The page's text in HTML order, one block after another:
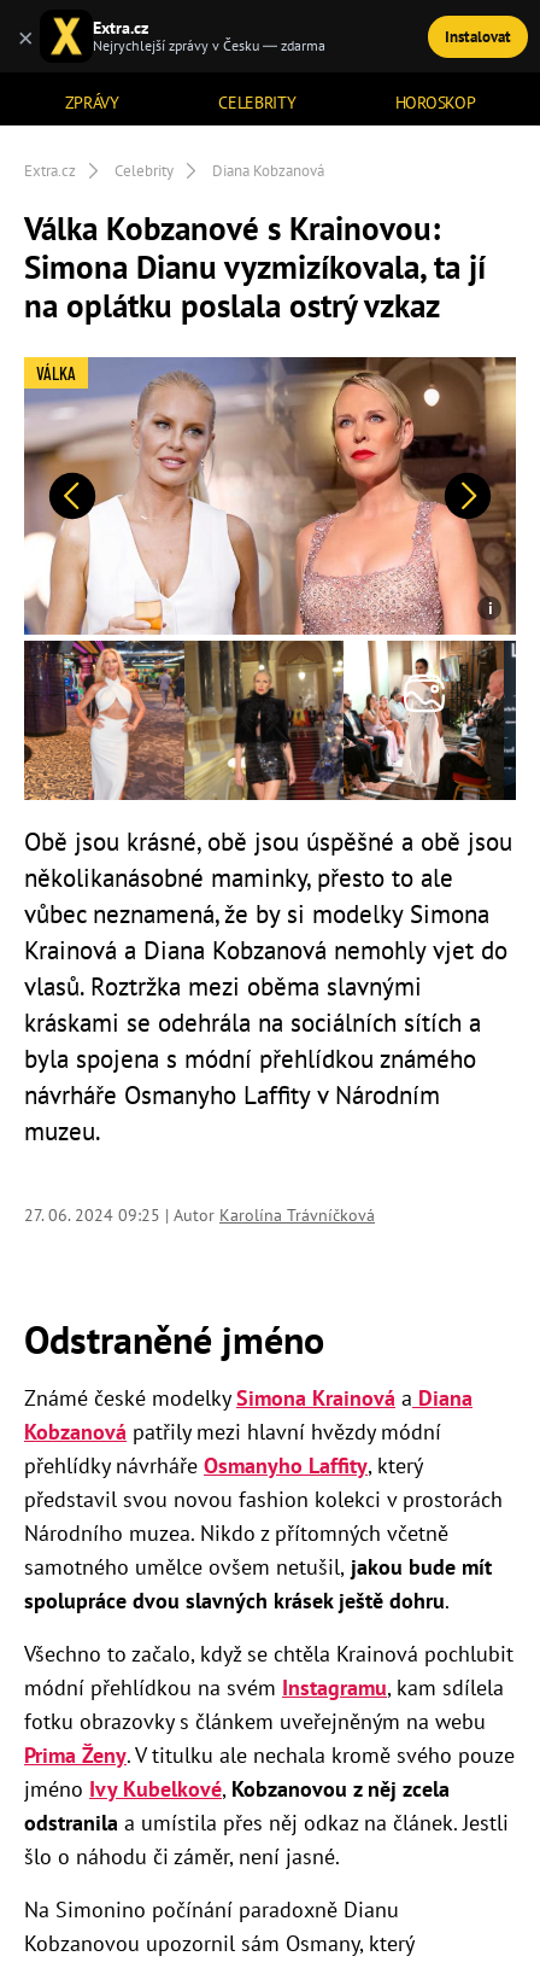
ZPRÁVY CELEBRITY HOROSKOP
TÉMATA
Extra.cz Celebrity Diana Kobzanová
Válka Kobzanové s Krainovou:
Simona Dianu vyzmizíkovala, ta jí
na oplátku poslala ostrý vzkaz
Předchozí Další
VÁLKA
Obě jsou krásné, obě jsou úspěšné a obě jsou
několikanásobné maminky, přesto to ale
vůbec neznamená, že by si modelky Simona
Krainová a Diana Kobzanová nemohly vjet do
vlasů. Roztržka mezi oběma slavnými
kráskami se odehrála na sociálních sítích a
byla spojena s módní přehlídkou známého
návrháře Osmanyho Laffity v Národním
muzeu.
27. 06. 2024 09:25 | Autor Karolína Trávníčková
Odstraněné jméno
Známé české modelkySimona Krainová a Diana
Kobzanová patřily mezi hlavní hvězdy módní
přehlídky návrháře Osmanyho Laffity, který
představil svou novou fashion kolekci v prostorách
Národního muzea. Nikdo z přítomných včetně
samotného umělce ovšem netušil, jakou bude mít
spolupráce dvou slavných krásek ještě dohru.
Všechno to začalo, když se chtěla Krainová pochlubit
módní přehlídkou na svém Instagramu, kam sdílela
fotku obrazovky s článkem uveřejněným na webu
Prima Ženy. V titulku ale nechala kromě svého pouze
jméno Ivy Kubelkové, Kobzanovou z něj zcela
odstranila a umístila přes něj odkaz na článek. Jestli
šlo o náhodu či záměr, není jasné.
Na Simonino počínání paradoxně Dianu
Kobzanovou upozornil sám Osmany, který
× Extra.cz
Nejrychlejší zprávy v Česku — zdarma Instalovat